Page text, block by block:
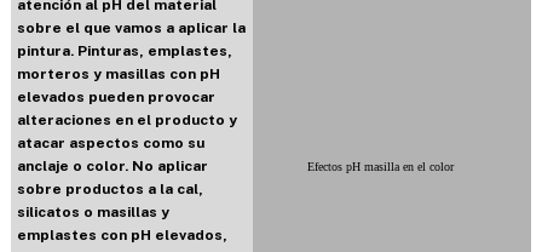
atención al pH del material
sobre el que vamos a aplicar la
pintura. Pinturas, emplastes,
morteros y masillas con pH
elevados pueden provocar
alteraciones en el producto y
atacar aspectos como su
anclaje o color. No aplicar
sobre productos a la cal,
silicatos o masillas y
emplastes con pH elevados,
Efectos pH masilla en el color